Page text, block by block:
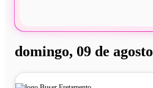
domingo, 09 de agosto